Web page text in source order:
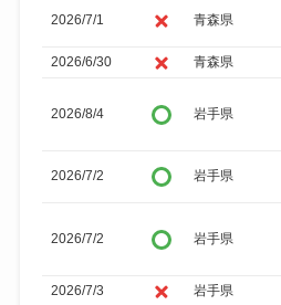
2026/7/1 青森県
2026/6/30
青森県
2026/8/4 岩手県
2026/7/2 岩手県
2026/7/2 岩手県
2026/7/3
岩手県